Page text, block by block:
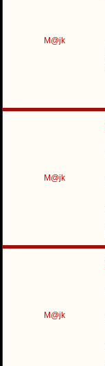
M@jk
M@jk
M@jk